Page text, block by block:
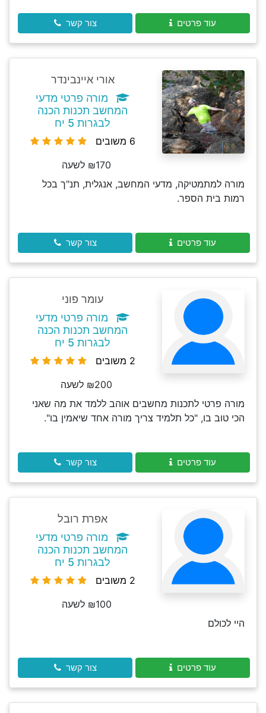
עוד פרטים צור קשר
אורי איינבינדר
מורה פרטי מדעי
המחשב תכנות הכנה
לבגרות 5 יח
6 משובים
₪170 לשעה
מורה למתמטיקה, מדעי המחשב, אנגלית, תנ"ך בכל
רמות בית הספר.
עוד פרטים צור קשר
עומר פוני
מורה פרטי מדעי
המחשב תכנות הכנה
לבגרות 5 יח
2 משובים
₪200 לשעה
מורה פרטי לתכנות מחשבים אוהב ללמד את מה שאני
הכי טוב בו, "כל תלמיד צריך מורה אחד שיאמין בו".
עוד פרטים צור קשר
אפרת רובל
מורה פרטי מדעי
המחשב תכנות הכנה
לבגרות 5 יח
2 משובים
₪100 לשעה
היי לכולם
עוד פרטים צור קשר